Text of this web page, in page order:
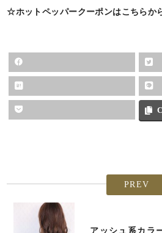
☆ホットペッパークーポンはこちらか
PREV
アッシュ系カラ